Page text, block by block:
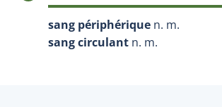
sang périphérique n. m.
sang circulant n. m.